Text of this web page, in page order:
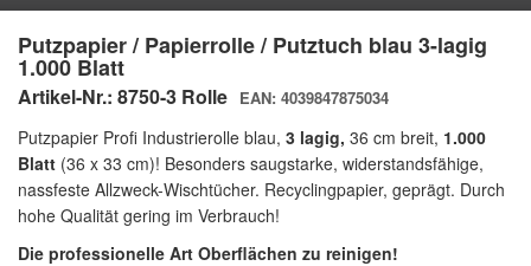
Putzpapier / Papierrolle / Putztuch blau 3-lagig
1.000 Blatt
Artikel-Nr.: 8750-3 Rolle EAN: 4039847875034
Putzpapier Profi Industrierolle blau, 3 lagig, 36 cm breit, 1.000
Blatt (36 x 33 cm)! Besonders saugstarke, widerstandsfähige,
nassfeste Allzweck-Wischtücher. Recyclingpapier, geprägt. Durch
hohe Qualität gering im Verbrauch!
Die professionelle Art Oberflächen zu reinigen!